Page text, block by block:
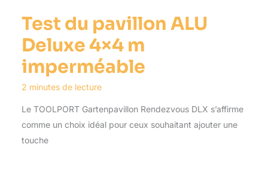
Test du pavillon ALU
Deluxe 4×4 m
imperméable
2 minutes de lecture
Le TOOLPORT Gartenpavillon Rendezvous DLX s’affirme
comme un choix idéal pour ceux souhaitant ajouter une
touche